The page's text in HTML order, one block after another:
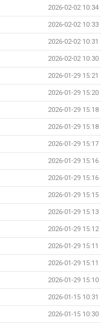
2026-02-02 10:34
2026-02-02 10:33
2026-02-02 10:31
2026-02-02 10:30
2026-01-29 15:21
2026-01-29 15:20
2026-01-29 15:18
2026-01-29 15:18
2026-01-29 15:17
2026-01-29 15:16
2026-01-29 15:16
2026-01-29 15:15
2026-01-29 15:13
2026-01-29 15:12
2026-01-29 15:11
2026-01-29 15:11
2026-01-29 15:10
2026-01-15 10:31
2026-01-15 10:30